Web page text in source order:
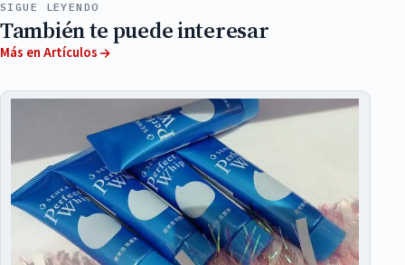
SIGUE LEYENDO
También te puede interesar
Más en Artículos